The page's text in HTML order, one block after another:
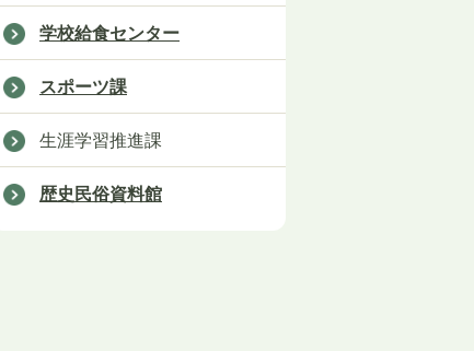
学校給食センター
スポーツ課
生涯学習推進課
歴史民俗資料館